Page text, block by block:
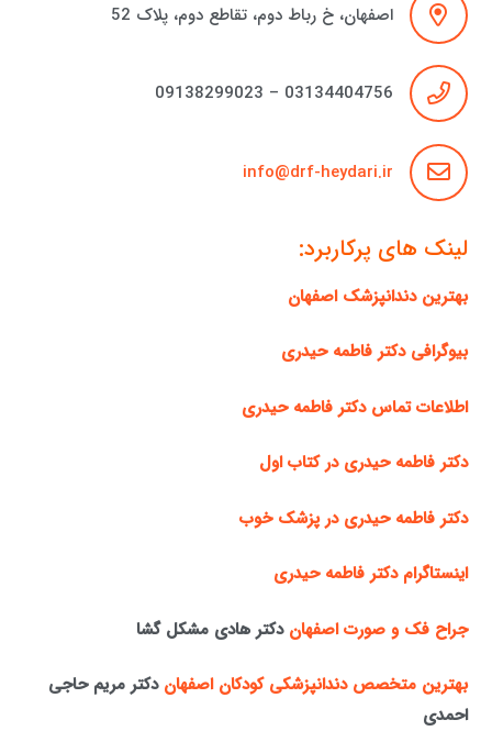
اصفهان، خ رباط دوم، تقاطع دوم، پلاک 52
03134404756 – 09138299023
info@drf-heydari.ir
لینک های پرکاربرد:
بهترین دندانپزشک اصفهان
بیوگرافی دکتر فاطمه حیدری
اطلاعات تماس دکتر فاطمه حیدری
دکتر فاطمه حیدری در کتاب اول
دکتر فاطمه حیدری در پزشک خوب
اینستاگرام دکتر فاطمه حیدری
جراح فک و صورت اصفهان دکتر هادی مشکل گشا
بهترین متخصص دندانپزشکی کودکان اصفهان دکتر مریم حاجی
احمدی